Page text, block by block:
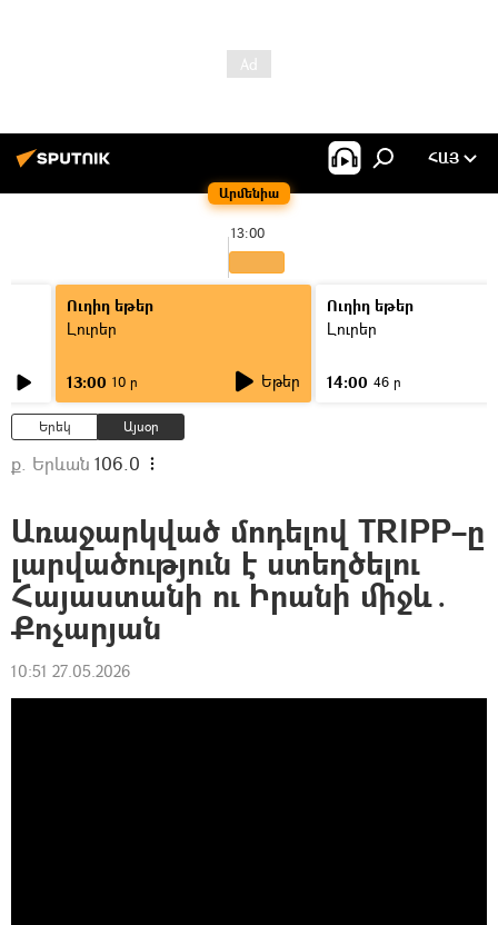
Արմենիա
ՀԱՅ
13:00
Ուղիղ եթեր
Լուրեր
13:00 10 ր Եթեր
Ուղիղ եթեր
Լուրեր
14:00 46 ր
Երեկ Այսօր
ք. Երևան 106.0
Առաջարկված մոդելով TRIPP–ը
լարվածություն է ստեղծելու
Հայաստանի ու Իրանի միջև․
Քոչարյան
10:51 27.05.2026